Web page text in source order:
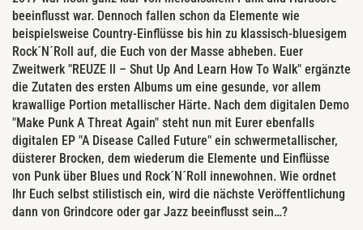
beeinflusst war. Dennoch fallen schon da Elemente wie
beispielsweise Country-Einflüsse bis hin zu klassisch-bluesigem
Rock´N´Roll auf, die Euch von der Masse abheben. Euer
Zweitwerk "REUZE ll – Shut Up And Learn How To Walk" ergänzte
die Zutaten des ersten Albums um eine gesunde, vor allem
krawallige Portion metallischer Härte. Nach dem digitalen Demo
"Make Punk A Threat Again" steht nun mit Eurer ebenfalls
digitalen EP "A Disease Called Future" ein schwermetallischer,
düsterer Brocken, dem wiederum die Elemente und Einflüsse
von Punk über Blues und Rock´N´Roll innewohnen. Wie ordnet
Ihr Euch selbst stilistisch ein, wird die nächste Veröffentlichung
dann von Grindcore oder gar Jazz beeinflusst sein…?